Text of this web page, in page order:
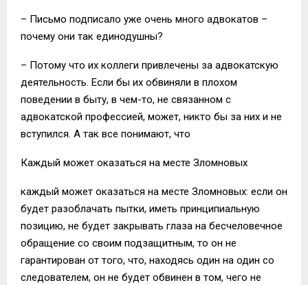
– Письмо подписало уже очень много адвокатов –
почему они так единодушны?
– Потому что их коллеги привлечены за адвокатскую
деятельность. Если бы их обвиняли в плохом
поведении в быту, в чем-то, не связанном с
адвокатской профессией, может, никто бы за них и не
вступился. А так все понимают, что
Каждый может оказаться на месте Зломновых
каждый может оказаться на месте Зломновых: если он
будет разоблачать пытки, иметь принципиальную
позицию, не будет закрывать глаза на бесчеловечное
обращение со своим подзащитным, то он не
гарантирован от того, что, находясь один на один со
следователем, он не будет обвинен в том, чего не